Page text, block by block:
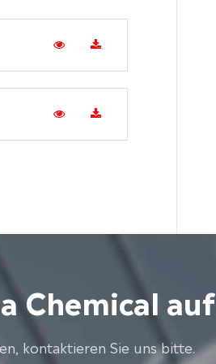
Chemical auf
kontaktieren Sie uns bitte.